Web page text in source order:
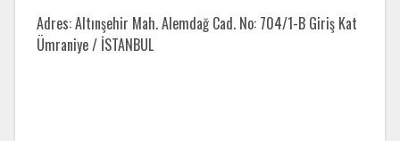
Adres: Altınşehir Mah. Alemdağ Cad. No: 704/1-B Giriş Kat
Ümraniye / İSTANBUL